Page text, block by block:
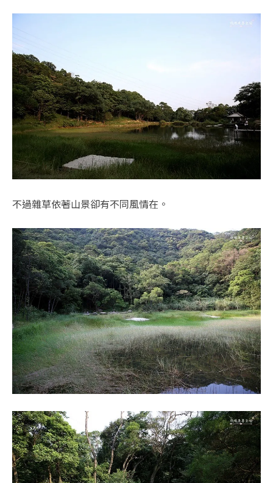
不過雜草依著山景卻有不同風情在。